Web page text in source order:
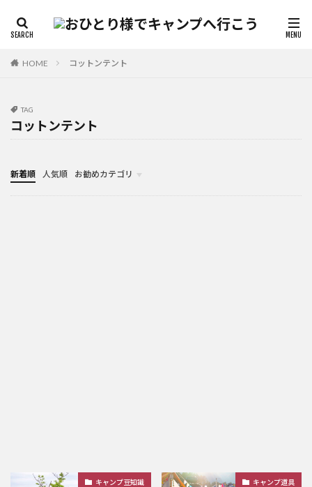
HOME コットンテント
TAG
コットンテント
新着順 人気順
お勧めカテゴリ
未分類
キャンプ豆知識 キャンプ道具